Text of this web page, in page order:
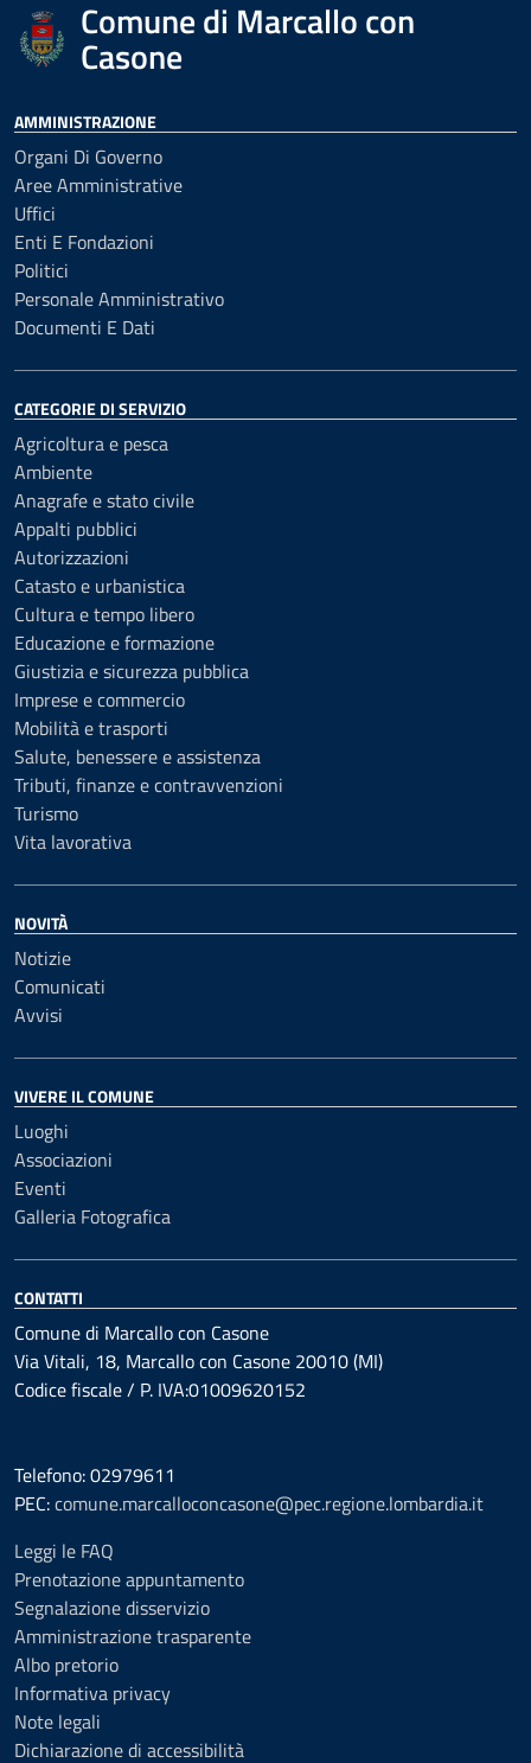
Comune di Marcallo con
Casone
AMMINISTRAZIONE
Organi Di Governo
Aree Amministrative
Uffici
Enti E Fondazioni
Politici
Personale Amministrativo
Documenti E Dati
CATEGORIE DI SERVIZIO
Agricoltura e pesca
Ambiente
Anagrafe e stato civile
Appalti pubblici
Autorizzazioni
Catasto e urbanistica
Cultura e tempo libero
Educazione e formazione
Giustizia e sicurezza pubblica
Imprese e commercio
Mobilità e trasporti
Salute, benessere e assistenza
Tributi, finanze e contravvenzioni
Turismo
Vita lavorativa
NOVITÀ
Notizie
Comunicati
Avvisi
VIVERE IL COMUNE
Luoghi
Associazioni
Eventi
Galleria Fotografica
CONTATTI
Comune di Marcallo con Casone
Via Vitali, 18, Marcallo con Casone 20010 (MI)
Codice fiscale / P. IVA:01009620152
Telefono: 02979611
PEC:comune.marcalloconcasone@pec.regione.lombardia.it
Leggi le FAQ
Prenotazione appuntamento
Segnalazione disservizio
Amministrazione trasparente
Albo pretorio
Informativa privacy
Note legali
Dichiarazione di accessibilità